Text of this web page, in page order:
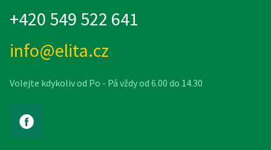
+420 549 522 641
info@elita.cz
Volejte kdykoliv od Po - Pá vždy od 6.00 do 14.30